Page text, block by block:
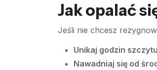
Jak opalać
Jeśli nie chcesz
Unikaj godzin
Nawadniaj się od